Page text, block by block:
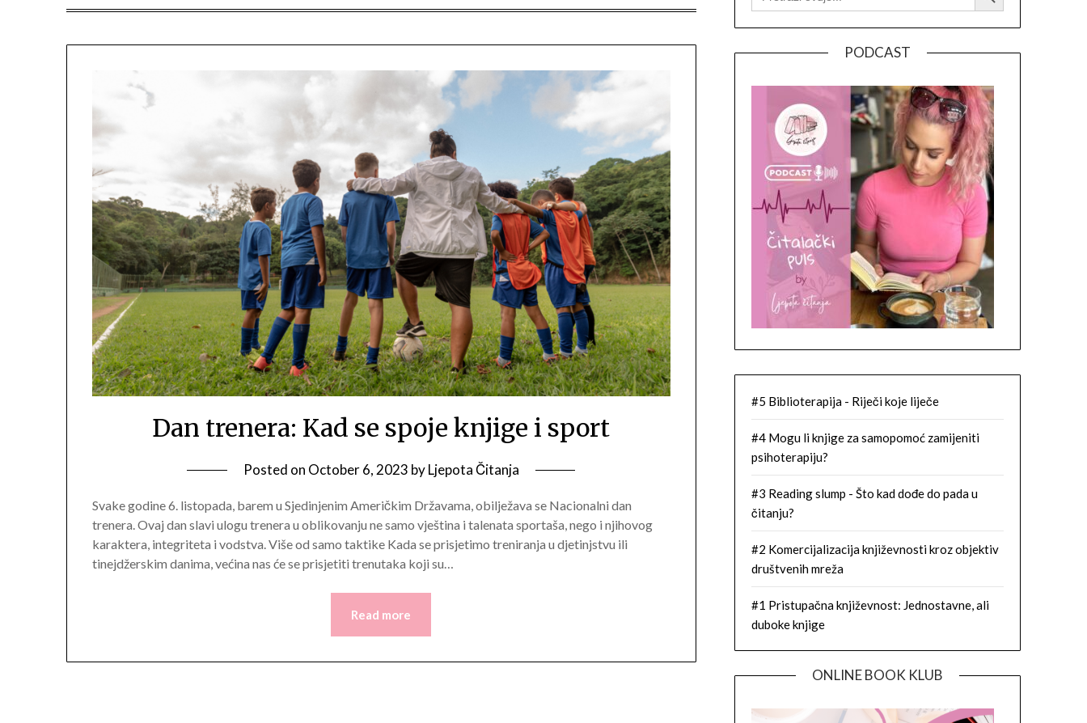
Dan trenera: Kad se spoje knjige i sport
Posted on October 6, 2023 byLjepota Čitanja
Svake godine 6. listopada, barem u Sjedinjenim Američkim Državama, obilježava se Nacionalni dan
trenera. Ovaj dan slavi ulogu trenera u oblikovanju ne samo vještina i talenata sportaša, nego i njihovog
karaktera, integriteta i vodstva. Više od samo taktike Kada se prisjetimo treniranja u djetinjstvu ili
tinejdžerskim danima, većina nas će se prisjetiti trenutaka koji su…
Read more
PODCAST
#5 Biblioterapija - Riječi koje liječe
#4 Mogu li knjige za samopomoć zamijeniti
psihoterapiju?
#3 Reading slump - Što kad dođe do pada u
čitanju?
#2 Komercijalizacija književnosti kroz objektiv
društvenih mreža
#1 Pristupačna književnost: Jednostavne, ali
duboke knjige
ONLINE BOOK KLUB